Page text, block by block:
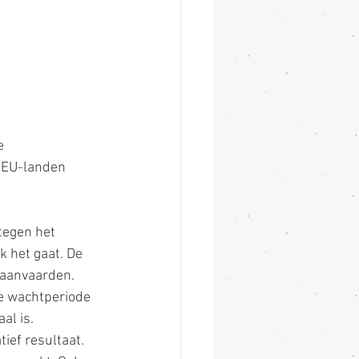
landen
het
het gaat. De
wachtperiode
is.
resultaat.